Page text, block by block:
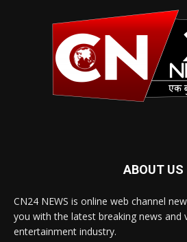
ABOUT US
CN24 NEWS is online web channel
you with the latest breaking news
entertainment industry.